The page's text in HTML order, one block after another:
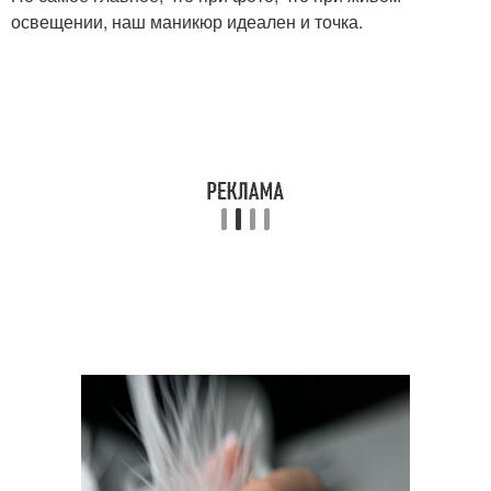
освещении, наш маникюр идеален и точка.